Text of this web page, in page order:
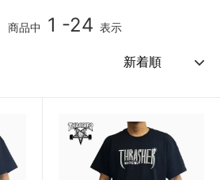
商品中 1 -24 表示